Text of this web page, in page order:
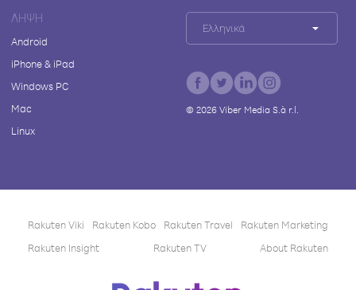
ΛΉΨΗ
Android
iPhone & iPad
Windows PC
Mac
Linux
Ελληνικά
© 2026Viber Media S.à r.l.
Rakuten Viki Rakuten Kobo Rakuten Travel
Rakuten Marketing
Rakuten Insight
Rakuten TV About Rakuten